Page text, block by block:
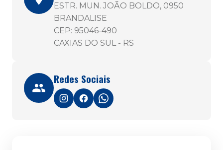
ESTR. MUN. JOÃO BOLDO, 0950
BRANDALISE
CEP: 95046-490
CAXIAS DO SUL - RS
Redes Sociais